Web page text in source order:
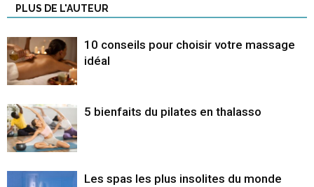
PLUS DE L'AUTEUR
10 conseils pour choisir votre massage
idéal
5 bienfaits du pilates en thalasso
Les spas les plus insolites du monde